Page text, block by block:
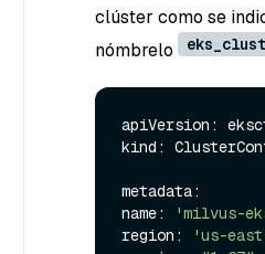
clúster como se
nómbrelo
apiVersion:
kind:
metadata:
name:
'milvus-
region:
'us-